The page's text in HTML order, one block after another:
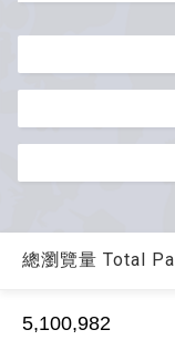
總瀏覽量 Total
5,100,982